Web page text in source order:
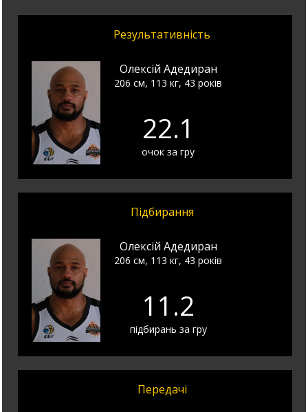
Результативність
Олексій Адедиран
206 см, 113 кг, 43 років
22.1
очок за гру
Підбирання
Олексій Адедиран
206 см, 113 кг, 43 років
11.2
підбирань за гру
Передачі